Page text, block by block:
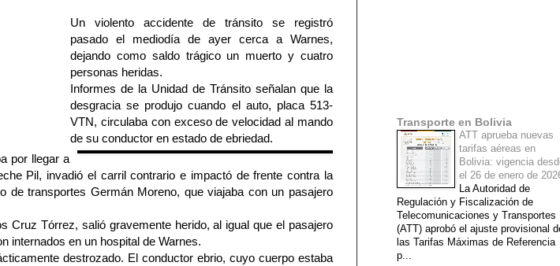
Un violento accidente de tránsito se registró
pasado el mediodía de ayer cerca a Warnes,
dejando como saldo trágico un muerto y cuatro
personas heridas.
Informes de la Unidad de Tránsito señalan que la
desgracia se produjo cuando el auto, placa 513-
VTN, circulaba con exceso de velocidad al mando
de su conductor en estado de ebriedad.
por llegar a
Pil, invadió el carril contrario e impactó de frente contra la
de transportes Germán Moreno, que viajaba con un pasajero
Cruz Tórrez, salió gravemente herido, al igual que el pasajero
internados en un hospital de Warnes.
destrozado. El conductor ebrio, cuyo cuerpo estaba
Transporte en Bolivia
ATT aprueba nuevas
tarifas aéreas en
Bolivia: vigencia
el 26 de enero de
La Autoridad de
Regulación y Fiscalización de
Telecomunicaciones y Transportes
(ATT) aprobó el ajuste provisional
las Tarifas Máximas de Referencia
p...